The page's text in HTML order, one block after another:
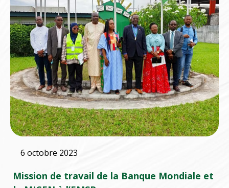
6 octobre 2023
Mission de travail de la Banque Mondiale et